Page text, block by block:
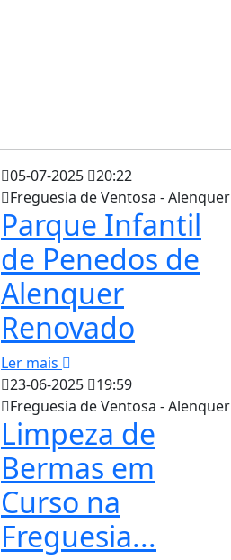
05-07-2025
20:22
Freguesia de Ventosa - Alenquer
Parque Infantil
de Penedos de
Alenquer
Renovado
Ler mais
23-06-2025
19:59
Freguesia de Ventosa - Alenquer
Limpeza de
Bermas em
Curso na
Freguesia...